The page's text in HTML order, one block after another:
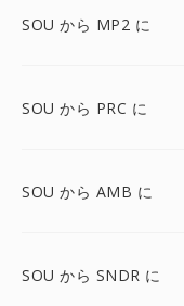
SOU から MP2 に
SOU から PRC に
SOU から AMB に
SOU から SNDR に